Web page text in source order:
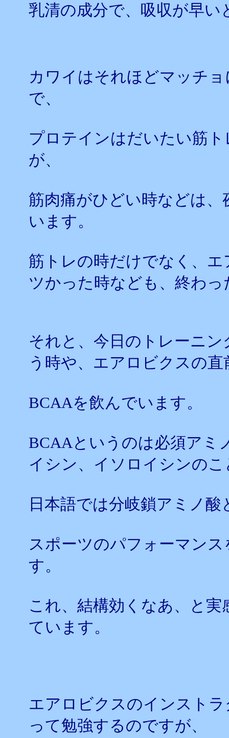
乳清の成分で、吸収が早い
カワイはそれほどマッチ
で、
プロテインはだいたい筋
が、
筋肉痛がひどい時などは
います。
筋トレの時だけでなく、
ツかった時なども、終わ
それと、今日のトレーニ
う時や、エアロビクスの直
BCAAを飲んでいます。
BCAAというのは必須アミ
イシン、イソロイシンのこ
日本語では分岐鎖アミノ酸
スポーツのパフォーマン
す。
これ、結構効くなあ、と
ています。
エアロビクスのインスト
って勉強するのですが、